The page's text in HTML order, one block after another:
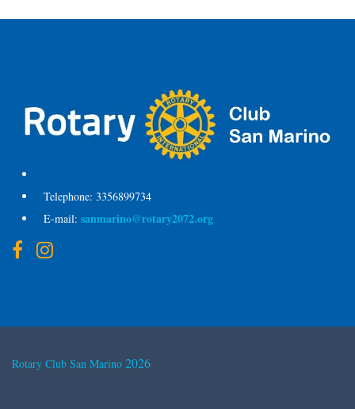
Telephone: 3356899734
E-mail: sanmarino@rotary2072.org
Rotary Club San Marino 2026